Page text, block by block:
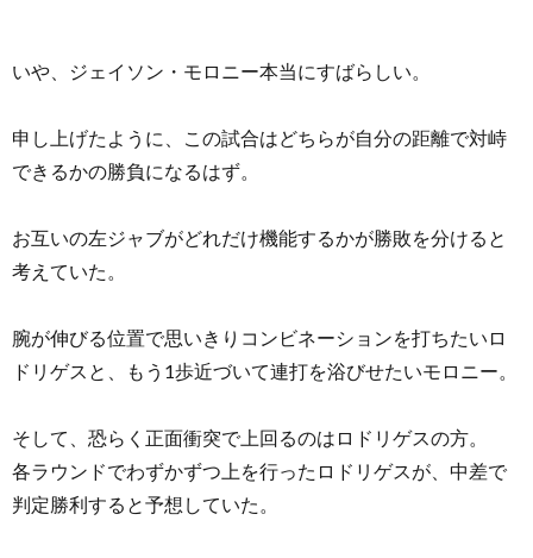
いや、ジェイソン・モロニー本当にすばらしい。
申し上げたように、この試合はどちらが自分の距離で対峙
できるかの勝負になるはず。
お互いの左ジャブがどれだけ機能するかが勝敗を分けると
考えていた。
腕が伸びる位置で思いきりコンビネーションを打ちたいロ
ドリゲスと、もう1歩近づいて連打を浴びせたいモロニー。
そして、恐らく正面衝突で上回るのはロドリゲスの方。
各ラウンドでわずかずつ上を行ったロドリゲスが、中差で
判定勝利すると予想していた。